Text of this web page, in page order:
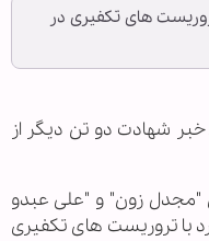
های تکفیری در
خبر شهادت دو تن دیگر از
زون" و "علی عبدو
با تروریست های تکفیری